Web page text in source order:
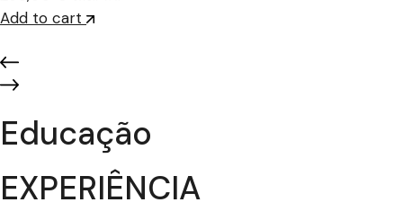
Add to cart
Educação
EXPERIÊNCIA